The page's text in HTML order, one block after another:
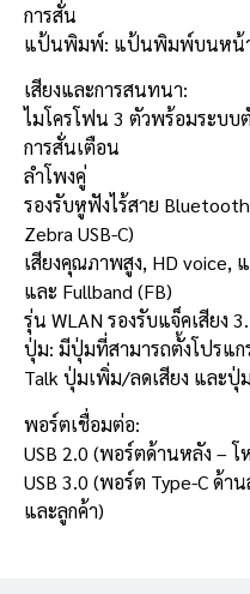
การสั่น
แป้นพิมพ์: แป้นพิมพ์บนหน้า
เสียงและการสนทนา:
ไมโครโฟน 3 ตัวพร้อมระบบ
การสั่นเตือน
ลำโพงคู่
รองรับหูฟังไร้สาย
Zebra USB-C)
เสียงคุณภาพสูง, HD voice,
และ Fullband (FB)
รุ่น WLAN รองรับแจ็คเสียง
ปุ่ม: มีปุ่มที่สามารถตั้งโปรแ
Talk ปุ่มเพิ่ม/ลดเสียง และปุ่
พอร์ตเชื่อมต่อ:
USB 2.0 (พอร์ตด้านหลัง –
USB 3.0 (พอร์ต Type-C ด้า
และลูกค้า)